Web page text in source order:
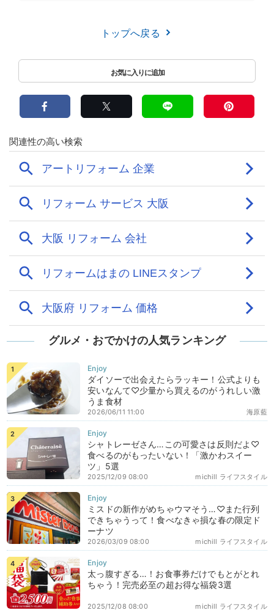
トップへ戻る
グルメ・おでかけの人気ランキング
ダイソーで出会えたらラッキー！公式よりも
安いなんて♡少量から買えるのがうれしい激
うま食材
海原藍
2026/06/11 11:00
シャトレーゼさん…この可愛さは反則だよ♡
食べるのがもったいない！「激かわスイー
ツ」5選
michill ライフスタイル
2025/12/09 08:00
ミスドの新作がめちゃウマそう…♡また行列
できちゃうって！食べなきゃ損な春の限定ド
ーナツ
michill ライフスタイル
2026/03/09 08:00
太っ腹すぎる…！お食事券だけでもとがとれ
ちゃう！完売必至の超お得な福袋3選
michill ライフスタイル
2025/12/08 08:00